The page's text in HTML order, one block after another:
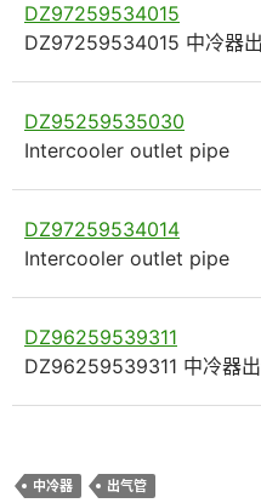
DZ97259534015
DZ97259534015 中冷器
DZ95259535030
Intercooler outlet pipe
DZ97259534014
Intercooler outlet pipe
DZ96259539311
DZ96259539311 中冷器
中冷器 出气管